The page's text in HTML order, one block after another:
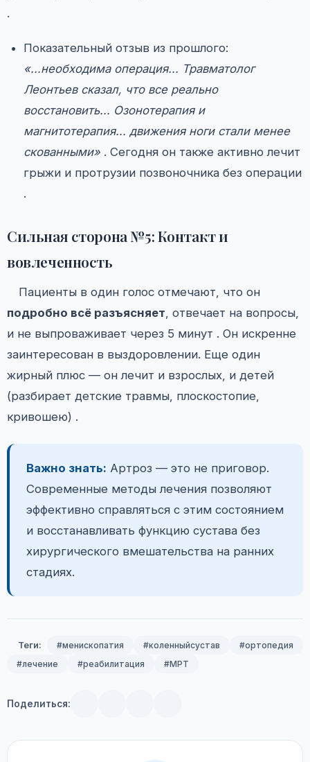
.
Показательный отзыв из прошлого:
«...необходима операция... Травматолог
Леонтьев сказал, что все реально
восстановить... Озонотерапия и
магнитотерапия... движения ноги стали менее
скованными» . Сегодня он также активно лечит
грыжи и протрузии позвоночника без операции
.
Сильная сторона №5: Контакт и
вовлеченность
Пациенты в один голос отмечают, что он
подробно всё разъясняет, отвечает на вопросы,
и не выпроваживает через 5 минут . Он искренне
заинтересован в выздоровлении. Еще один
жирный плюс — он лечит и взрослых, и детей
(разбирает детские травмы, плоскостопие,
кривошею) .
Важно знать: Артроз — это не приговор.
Современные методы лечения позволяют
эффективно справляться с этим состоянием
и восстанавливать функцию сустава без
хирургического вмешательства на ранних
стадиях.
Теги: #менископатия #коленныйсустав
#ортопедия
#лечение
#реабилитация #МРТ
Поделиться: